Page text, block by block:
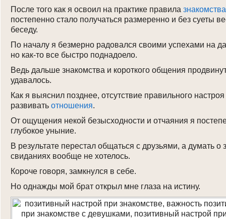
После того как я освоил на практике правила
постепенно стало получаться размеренно и без суеты
беседу.
По началу я безмерно радовался своими успехами на
но как-то все быстро поднадоело.
Ведь дальше знакомства и короткого общения
удавалось.
Как я выяснил позднее, отсутствие правильного
развивать отношения.
От ощущения некой безысходности и отчаяния я
глубокое уныние.
В результате перестал общаться с друзьями, а думать о
свиданиях вообще не хотелось.
Короче говоря, замкнулся в себе.
Но однажды мой брат открыл мне глаза на истину.